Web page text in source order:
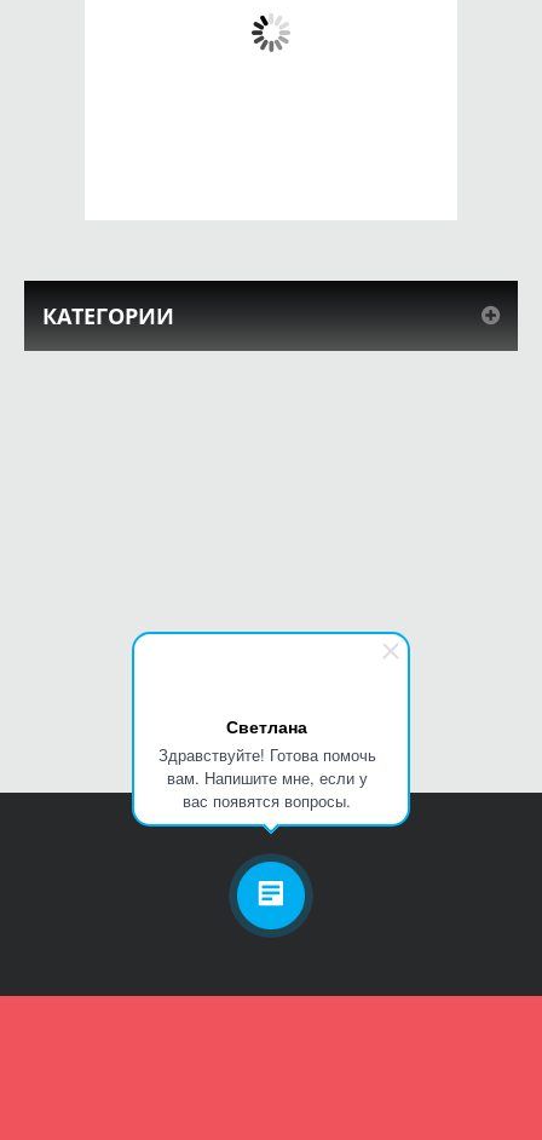
Светлана
Здравствуйте! Готова помочь
вам. Напишите мне, если у
вас появятся вопросы.
КАТЕГОРИИ